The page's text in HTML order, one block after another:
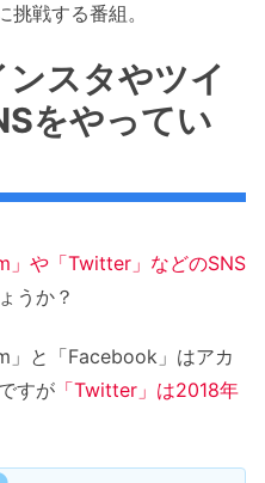
戦する番組。
スタやツイ
をやってい
」や「Twitter」などのSNS
うか？
」と「Facebook」はアカ
すが 「Twitter」は2018年